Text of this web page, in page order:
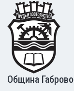
Footer
Община Габрово